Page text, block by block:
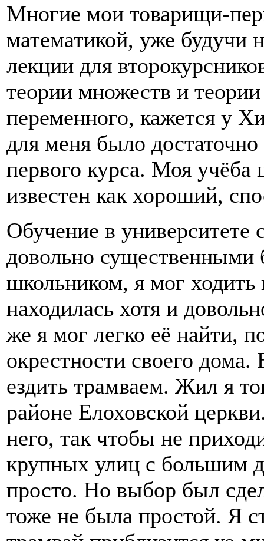
Многие мои товарищи-
математикой, уже будучи
лекции для
теории множеств и
переменного, кажется у
для меня было достаточно
первого курса. Моя учёба
известен как хороший,
Обучение в университете
довольно
школьником, я мог
находилась хотя и
же я мог легко её найти,
окрестности своего
ездить трамваем. Жил я
районе Елоховской
него, так чтобы не
крупных улиц с большим
просто. Но выбор был
тоже не была простой. Я